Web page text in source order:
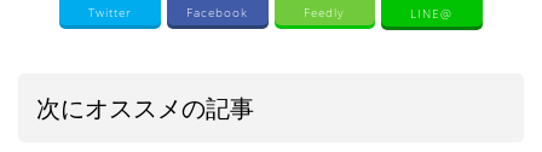
Twitter Facebook Feedly LINE@
次にオススメの記事